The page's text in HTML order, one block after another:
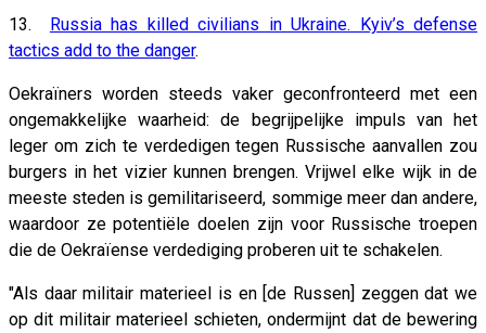
13. Russia has killed civilians in Ukraine. Kyiv’s defense
tactics add to the danger.
Oekraïners worden steeds vaker geconfronteerd met een
ongemakkelijke waarheid: de begrijpelijke impuls van het
leger om zich te verdedigen tegen Russische aanvallen zou
burgers in het vizier kunnen brengen. Vrijwel elke wijk in de
meeste steden is gemilitariseerd, sommige meer dan andere,
waardoor ze potentiële doelen zijn voor Russische troepen
die de Oekraïense verdediging proberen uit te schakelen.
"Als daar militair materieel is en [de Russen] zeggen dat we
op dit militair materieel schieten, ondermijnt dat de bewering